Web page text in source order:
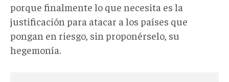
porque finalmente lo que necesita es la
justificación para atacar a los países que
pongan en riesgo, sin proponérselo, su
hegemonía.